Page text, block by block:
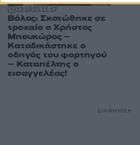
12:1823.11.17
Βόλος: Σκοτώθηκε σε
τροχαίο ο Χρήστος
Μπουκώρος –
Καταδικάστηκε ο
οδηγός του φορτηγού
– Καταπέλτης ο
εισαγγελέας!
ΔΙΑΦΗΜΙΣΗ